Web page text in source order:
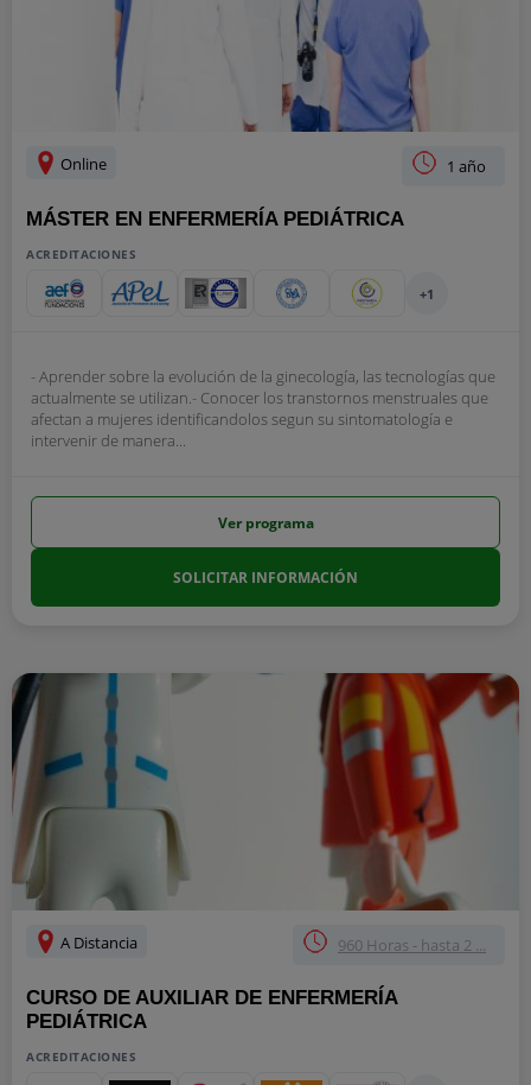
Online 1 año
MÁSTER EN ENFERMERÍA PEDIÁTRICA
ACREDITACIONES
+1
- Aprender sobre la evolución de la ginecología, las tecnologías que
actualmente se utilizan.- Conocer los transtornos menstruales que
afectan a mujeres identificandolos segun su sintomatología e
intervenir de manera...
Ver programa
SOLICITAR INFORMACIÓN
A Distancia 960 Horas - hasta 2 ...
CURSO DE AUXILIAR DE ENFERMERÍA
PEDIÁTRICA
ACREDITACIONES